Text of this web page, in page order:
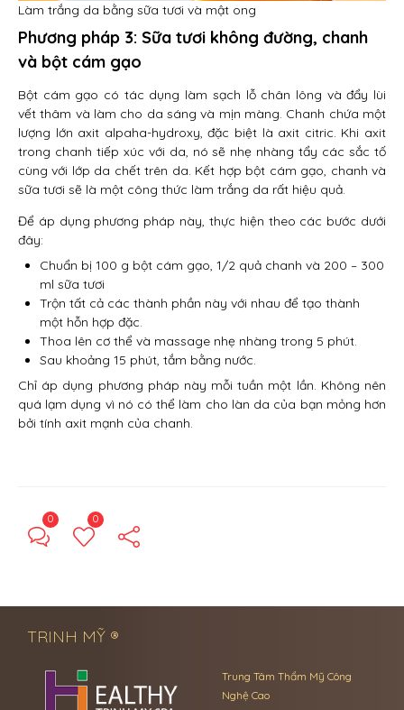
Làm trắng da bằng sữa tươi và mật ong
Phương pháp 3: Sữa tươi không đường, chanh
và bột cám gạo
Bột cám gạo có tác dụng làm sạch lỗ chân lông và đẩy lùi
vết thâm và làm cho da sáng và mịn màng. Chanh chứa một
lượng lớn axit alpaha-hydroxy, đặc biệt là axit citric. Khi axit
trong chanh tiếp xúc với da, nó sẽ nhẹ nhàng tẩy các sắc tố
cùng với lớp da chết trên da. Kết hợp bột cám gạo, chanh và
sữa tươi sẽ là một công thức làm trắng da rất hiệu quả.
Để áp dụng phương pháp này, thực hiện theo các bước dưới
đây:
Chuẩn bị 100 g bột cám gạo, 1/2 quả chanh và 200 – 300
ml sữa tươi
Trộn tất cả các thành phần này với nhau để tạo thành
một hỗn hợp đặc.
Thoa lên cơ thể và massage nhẹ nhàng trong 5 phút.
Sau khoảng 15 phút, tắm bằng nước.
Chỉ áp dụng phương pháp này mỗi tuần một lần. Không nên
quá lạm dụng vì nó có thể làm cho làn da của bạn mỏng hơn
bởi tính axit mạnh của chanh.
0 0
TRINH MỸ ®
Trung Tâm Thẩm Mỹ Công
Nghệ Cao